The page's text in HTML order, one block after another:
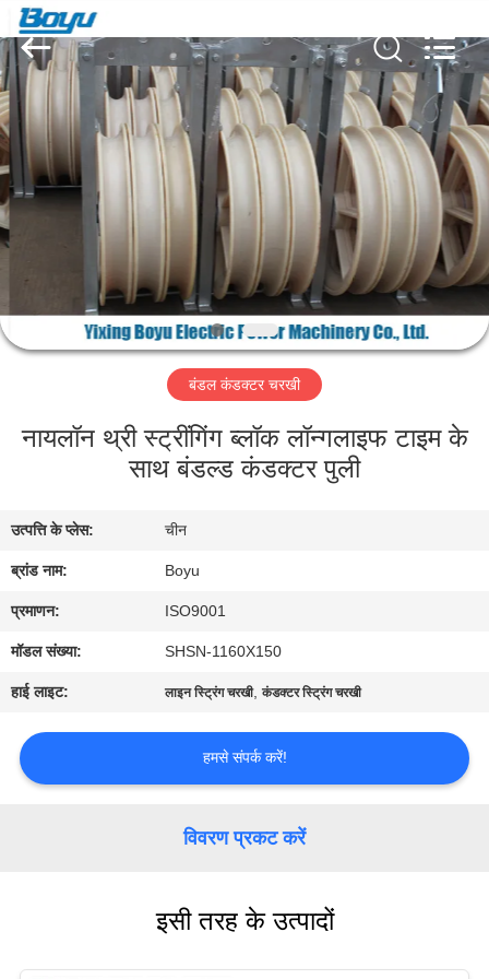
घर
उत्पादों
हमारे
बारे
में
भ्रमण
नियंत्रण
संपर्क
करें
एक
Boyu
Electric
Power
Machinery
Co.,LTD.
All
Rights
Reserved.
बंडल कंडक्टर चरखी
नायलॉन थ्री स्ट्रींगिंग ब्लॉक लॉन्गलाइफ टाइम के
साथ बंडल्ड कंडक्टर पुली
उत्पत्ति के प्लेस: चीन
ब्रांड नाम: Boyu
प्रमाणन: ISO9001
मॉडल संख्या: SHSN-1160X150
हाई लाइट: लाइन स्ट्रिंग चरखी,कंडक्टर स्ट्रिंग चरखी
हमसे संपर्क करें!
विवरण प्रकट करें
इसी तरह के उत्पादों